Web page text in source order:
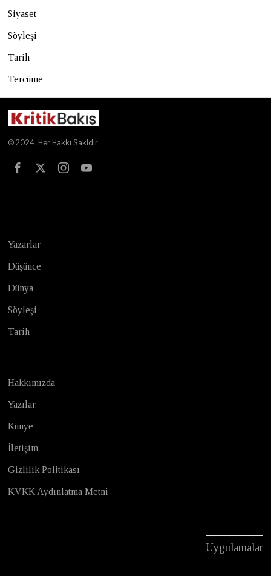
Siyaset
Söyleşi
Tarih
Tercüme
© 2024. Her Hakkı Sakldır
Yazarlar
Düşünce
Dünya
Söyleşi
Tarih
Hakkımızda
Yazılar
Künye
İletişim
Gizlilik Politikası
KVKK Aydınlatma Metni
Uygulamalar